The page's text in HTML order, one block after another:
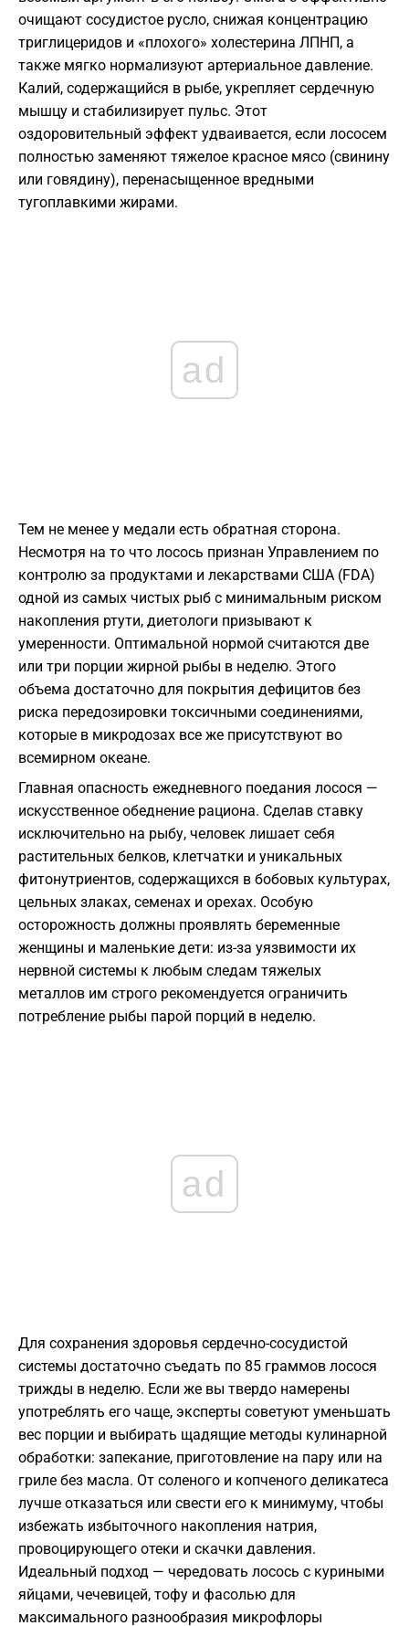
очищают сосудистое русло, снижая концентрацию
триглицеридов и «плохого» холестерина ЛПНП, а
также мягко нормализуют артериальное давление.
Калий, содержащийся в рыбе, укрепляет сердечную
мышцу и стабилизирует пульс. Этот
оздоровительный эффект удваивается, если лососем
полностью заменяют тяжелое красное мясо (свинину
или говядину), перенасыщенное вредными
тугоплавкими жирами.
ad
Тем не менее у медали есть обратная сторона.
Несмотря на то что лосось признан Управлением по
контролю за продуктами и лекарствами США (FDA)
одной из самых чистых рыб с минимальным риском
накопления ртути, диетологи призывают к
умеренности. Оптимальной нормой считаются две
или три порции жирной рыбы в неделю. Этого
объема достаточно для покрытия дефицитов без
риска передозировки токсичными соединениями,
которые в микродозах все же присутствуют во
всемирном океане.
Главная опасность ежедневного поедания лосося —
искусственное обеднение рациона. Сделав ставку
исключительно на рыбу, человек лишает себя
растительных белков, клетчатки и уникальных
фитонутриентов, содержащихся в бобовых культурах,
цельных злаках, семенах и орехах. Особую
осторожность должны проявлять беременные
женщины и маленькие дети: из-за уязвимости их
нервной системы к любым следам тяжелых
металлов им строго рекомендуется ограничить
потребление рыбы парой порций в неделю.
ad
Для сохранения здоровья сердечно-сосудистой
системы достаточно съедать по 85 граммов лосося
трижды в неделю. Если же вы твердо намерены
употреблять его чаще, эксперты советуют уменьшать
вес порции и выбирать щадящие методы кулинарной
обработки: запекание, приготовление на пару или на
гриле без масла. От соленого и копченого деликатеса
лучше отказаться или свести его к минимуму, чтобы
избежать избыточного накопления натрия,
провоцирующего отеки и скачки давления.
Идеальный подход — чередовать лосось с куриными
яйцами, чечевицей, тофу и фасолью для
максимального разнообразия микрофлоры